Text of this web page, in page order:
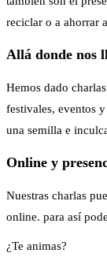
reciclar o a ahorrar
Allá donde nos
Hemos dado
festivales, eventos
una semilla e
Online y
Nuestras charlas
online. para así
¿Te animas?